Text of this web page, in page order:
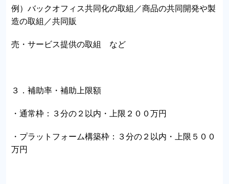
例）バックオフィス共同化の取組／商品の共同開発や製
造の取組／共同販
売・サービス提供の取組 など
３．補助率・補助上限額
・通常枠：３分の２以内・上限２００万円
・プラットフォーム構築枠：３分の２以内・上限５００
万円